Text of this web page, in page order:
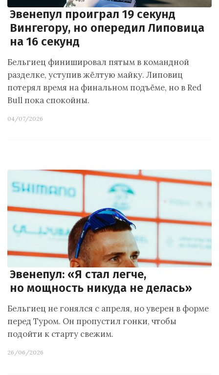
Эвенепул проиграл 19 секунд
Вингегору, но опередил Липовица
на 16 секунд
Бельгиец финишировал пятым в командной
разделке, уступив жёлтую майку. Липовиц
потерял время на финальном подъёме, но в Red
Bull пока спокойны.
04/07/2026
Эвенепул: «Я стал легче,
но мощность никуда не делась»
Бельгиец не гонялся с апреля, но уверен в форме
перед Туром. Он пропустил гонки, чтобы
подойти к старту свежим.
26/06/2026